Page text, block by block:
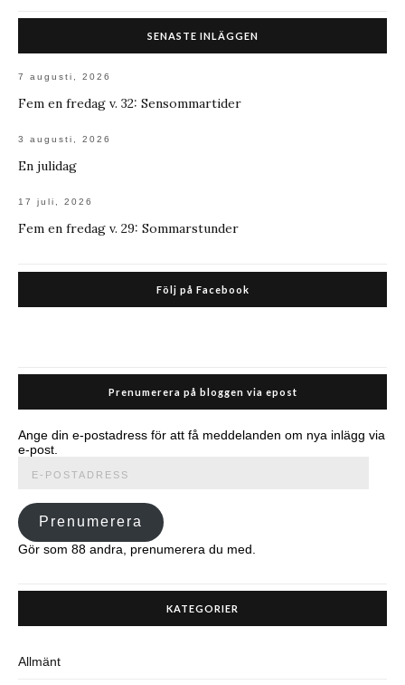
SENASTE INLÄGGEN
7 augusti, 2026
Fem en fredag v. 32: Sensommartider
3 augusti, 2026
En julidag
17 juli, 2026
Fem en fredag v. 29: Sommarstunder
Följ på Facebook
Prenumerera på bloggen via epost
Ange din e-postadress för att få meddelanden om nya inlägg via
e-post.
postadress
Prenumerera
Gör som 88 andra, prenumerera du med.
KATEGORIER
Allmänt